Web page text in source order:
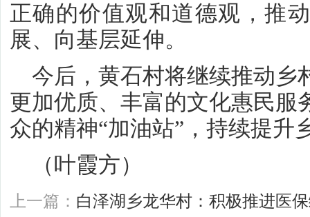
正确的价值观和道德观，推
展、向基层延伸。
今后，黄石村将继续推动乡
更加优质、丰富的文化惠民服
众的精神“加油站”，持续提升
（叶霞方）
上一篇： 白泽湖乡龙华村：积极推进医